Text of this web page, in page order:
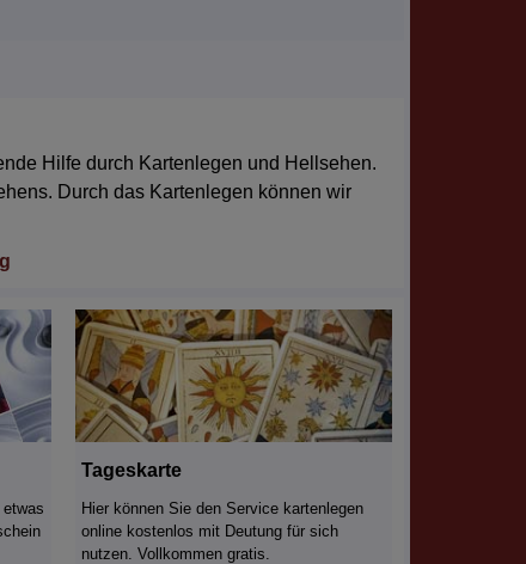
Hilfe durch Kartenlegen und Hellsehen.
Durch das Kartenlegen können wir
Tageskarte
Hier können Sie den Service kartenlegen
online kostenlos mit Deutung für sich
nutzen. Vollkommen gratis.